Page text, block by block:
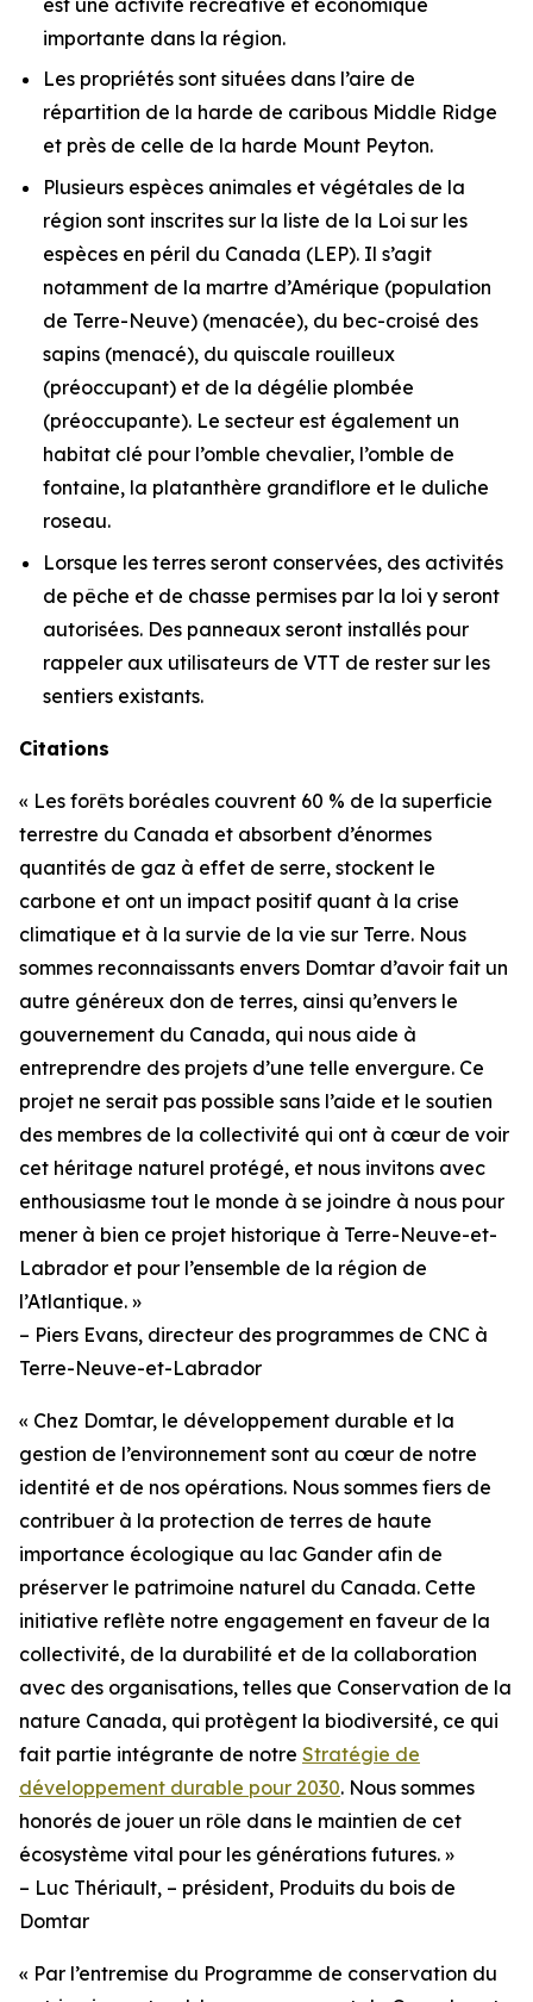
importante dans la région.
Les propriétés sont situées dans l’aire de
répartition de la harde de caribous Middle Ridge
et près de celle de la harde Mount Peyton.
Plusieurs espèces animales et végétales de la
région sont inscrites sur la liste de la Loi sur les
espèces en péril du Canada (LEP). Il s’agit
notamment de la martre d’Amérique (population
de Terre-Neuve) (menacée), du bec-croisé des
sapins (menacé), du quiscale rouilleux
(préoccupant) et de la dégélie plombée
(préoccupante). Le secteur est également un
habitat clé pour l’omble chevalier, l’omble de
fontaine, la platanthère grandiflore et le duliche
roseau.
Lorsque les terres seront conservées, des activités
de pêche et de chasse permises par la loi y seront
autorisées. Des panneaux seront installés pour
rappeler aux utilisateurs de VTT de rester sur les
sentiers existants.
Citations
« Les forêts boréales couvrent 60 % de la superficie
terrestre du Canada et absorbent d’énormes
quantités de gaz à effet de serre, stockent le
carbone et ont un impact positif quant à la crise
climatique et à la survie de la vie sur Terre. Nous
sommes reconnaissants envers Domtar d’avoir fait un
autre généreux don de terres, ainsi qu’envers le
gouvernement du Canada, qui nous aide à
entreprendre des projets d’une telle envergure. Ce
projet ne serait pas possible sans l’aide et le soutien
des membres de la collectivité qui ont à cœur de voir
cet héritage naturel protégé, et nous invitons avec
enthousiasme tout le monde à se joindre à nous pour
mener à bien ce projet historique à Terre-Neuve-et-
Labrador et pour l’ensemble de la région de
l’Atlantique. »
– Piers Evans, directeur des programmes de CNC à
Terre-Neuve-et-Labrador
« Chez Domtar, le développement durable et la
gestion de l’environnement sont au cœur de notre
identité et de nos opérations. Nous sommes fiers de
contribuer à la protection de terres de haute
importance écologique au lac Gander afin de
préserver le patrimoine naturel du Canada. Cette
initiative reflète notre engagement en faveur de la
collectivité, de la durabilité et de la collaboration
avec des organisations, telles que Conservation de la
nature Canada, qui protègent la biodiversité, ce qui
fait partie intégrante de notre Stratégie de
développement durable pour 2030. Nous sommes
honorés de jouer un rôle dans le maintien de cet
écosystème vital pour les générations futures. »
– Luc Thériault, – président, Produits du bois de
Domtar
« Par l’entremise du Programme de conservation du